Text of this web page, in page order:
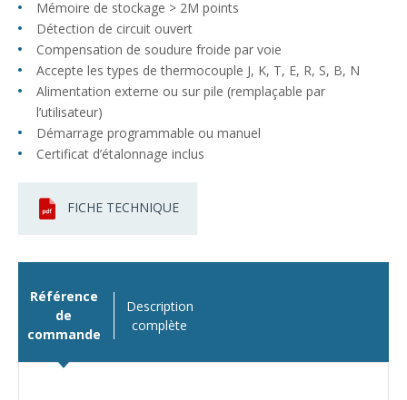
Mémoire de stockage > 2M points
Détection de circuit ouvert
Compensation de soudure froide par voie
Accepte les types de thermocouple J, K, T, E, R, S, B, N
Alimentation externe ou sur pile (remplaçable par
l’utilisateur)
Démarrage programmable ou manuel
Certificat d’étalonnage inclus
FICHE TECHNIQUE
Référence
de
commande
Description
complète